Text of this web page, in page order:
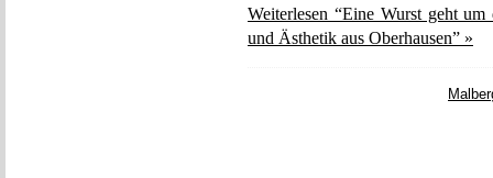
Weiterlesen “Eine Wurst geht
und Ästhetik aus Oberhausen” »